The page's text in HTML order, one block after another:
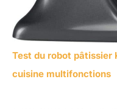
Test du robot pâtissier
cuisine multifonctions